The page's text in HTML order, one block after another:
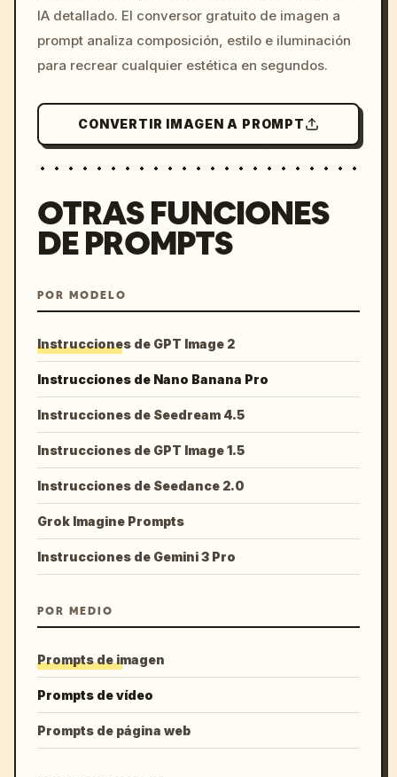
colors, 8k --v 6.0
IA detallado. El conversor gratuito de imagen a
prompt analiza composición, estilo e iluminación
para recrear cualquier estética en segundos.
CONVERTIR IMAGEN A PROMPT
OTRAS FUNCIONES
DE PROMPTS
POR MODELO
Instrucciones de GPT Image 2
Instrucciones de Nano Banana Pro
Instrucciones de Seedream 4.5
Instrucciones de GPT Image 1.5
Instrucciones de Seedance 2.0
Grok Imagine Prompts
Instrucciones de Gemini 3 Pro
POR MEDIO
Prompts de imagen
Prompts de vídeo
Prompts de página web